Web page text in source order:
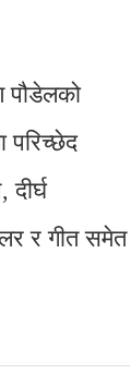
पौडेलको
परिच्छेद
र गीत समेत